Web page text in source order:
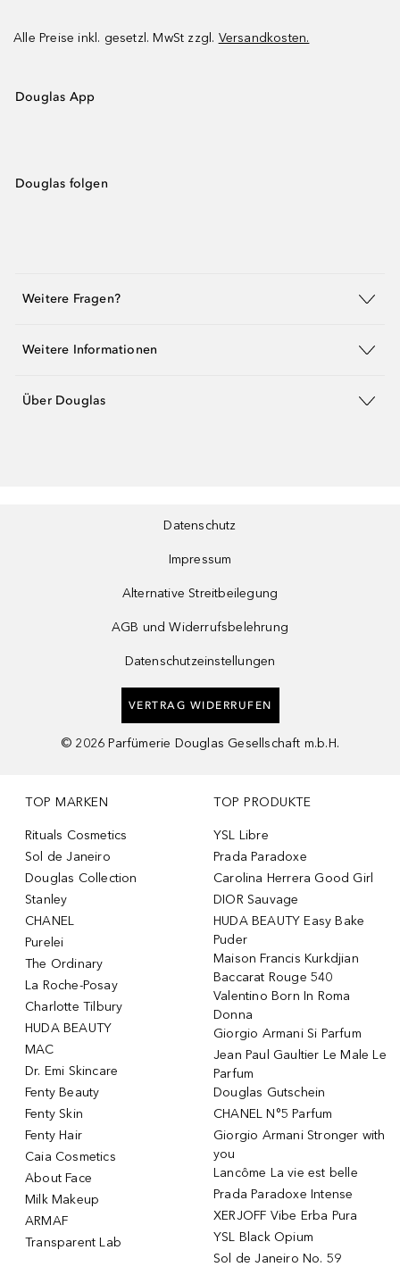
Alle Preise inkl. gesetzl. MwSt zzgl. Versandkosten.
Douglas App
Douglas folgen
Weitere Fragen?
Weitere Informationen
Über Douglas
Datenschutz
Impressum
Alternative Streitbeilegung
AGB und Widerrufsbelehrung
Datenschutzeinstellungen
VERTRAG WIDERRUFEN
© 2026 Parfümerie Douglas Gesellschaft m.b.H.
TOP MARKEN
Rituals Cosmetics
Sol de Janeiro
Douglas Collection
Stanley
CHANEL
Purelei
The Ordinary
La Roche-Posay
Charlotte Tilbury
HUDA BEAUTY
MAC
Dr. Emi Skincare
Fenty Beauty
Fenty Skin
Fenty Hair
Caia Cosmetics
About Face
Milk Makeup
ARMAF
Transparent Lab
TOP PRODUKTE
YSL Libre
Prada Paradoxe
Carolina Herrera Good Girl
DIOR Sauvage
HUDA BEAUTY Easy Bake
Puder
Maison Francis Kurkdjian
Baccarat Rouge 540
Valentino Born In Roma
Donna
Giorgio Armani Si Parfum
Jean Paul Gaultier Le Male Le
Parfum
Douglas Gutschein
CHANEL N°5 Parfum
Giorgio Armani Stronger with
you
Lancôme La vie est belle
Prada Paradoxe Intense
XERJOFF Vibe Erba Pura
YSL Black Opium
Sol de Janeiro No. 59